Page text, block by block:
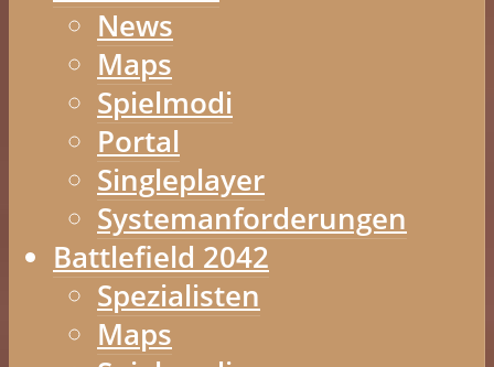
News
Maps
Spielmodi
Portal
Singleplayer
Systemanforderungen
Battlefield 2042
Spezialisten
Maps